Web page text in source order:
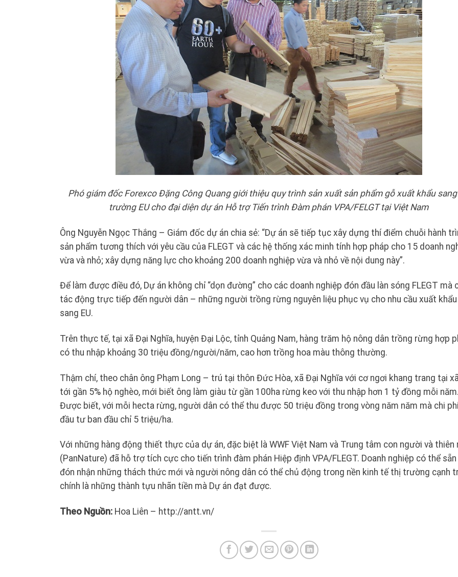
Phó giám đốc Forexco Đặng Công Quang giới thiệu quy trình sản xuất sản phẩm gỗ xuất khẩu
trường EU cho đại diện dự án Hỗ trợ Tiến trình Đàm phán VPA/FELGT tại Việt Nam
Ông Nguyễn Ngọc Thắng – Giám đốc dự án chia sẻ: “Dự án sẽ tiếp tục xây dựng thí điểm chuỗi hành
sản phẩm tương thích với yêu cầu của FLEGT và các hệ thống xác minh tính hợp pháp cho 15 doanh
vừa và nhỏ; xây dựng năng lực cho khoảng 200 doanh nghiệp vừa và nhỏ về nội dung này”.
Để làm được điều đó, Dự án không chỉ “dọn đường” cho các doanh nghiệp đón đầu làn sóng FLEGT mà
tác động trực tiếp đến người dân – những người trồng rừng nguyên liệu phục vụ cho nhu cầu xuất
sang EU.
Trên thực tế, tại xã Đại Nghĩa, huyện Đại Lộc, tỉnh Quảng Nam, hàng trăm hộ nông dân trồng rừng hợp
có thu nhập khoảng 30 triệu đồng/người/năm, cao hơn trồng hoa màu thông thường.
Thậm chí, theo chân ông Phạm Long – trú tại thôn Đức Hòa, xã Đại Nghĩa với cơ ngơi khang trang tại
tới gần 5% hộ nghèo, mới biết ông làm giàu từ gần 100ha rừng keo với thu nhập hơn 1 tỷ đồng mỗi năm.
Được biết, với mỗi hecta rừng, người dân có thể thu được 50 triệu đồng trong vòng năm năm mà chi
đầu tư ban đầu chỉ 5 triệu/ha.
Với những hàng động thiết thực của dự án, đặc biệt là WWF Việt Nam và Trung tâm con người và thiên
(PanNature) đã hỗ trợ tích cực cho tiến trình đàm phán Hiệp định VPA/FLEGT. Doanh nghiệp có thể sẵn
đón nhận những thách thức mới và người nông dân có thể chủ động trong nền kinh tế thị trường cạnh
chính là những thành tựu nhãn tiền mà Dự án đạt được.
Theo Nguồn: Hoa Liên – http://antt.vn/